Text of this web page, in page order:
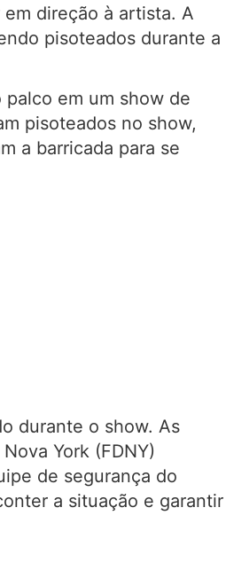
direção à artista. A
pisoteados durante a
palco em um show de
pisoteados no show,
a barricada para se
durante o show. As
York (FDNY)
de segurança do
a situação e garantir